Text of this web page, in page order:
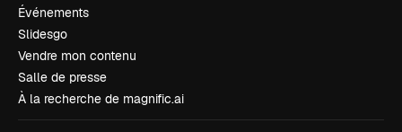
Événements
Slidesgo
Vendre mon contenu
Salle de presse
À la recherche de magnific.ai